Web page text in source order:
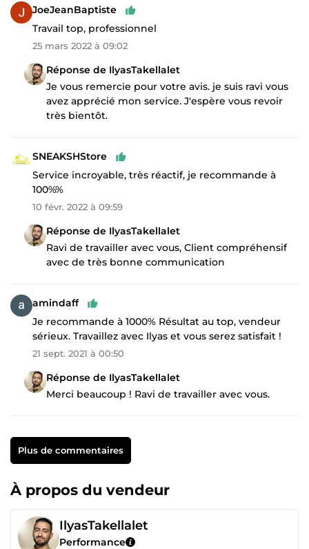
JoeJeanBaptiste
Travail top, professionnel
25 mars 2022 à 09:02
Réponse de IlyasTakellalet
Je vous remercie pour votre avis. je suis ravi vous
avez apprécié mon service. J'espère vous revoir
très bientôt.
SNEAKSHStore
Service incroyable, très réactif, je recommande à
100%%
10 févr. 2022 à 09:59
Réponse de IlyasTakellalet
Ravi de travailler avec vous, Client compréhensif
avec de très bonne communication
amindaff
Je recommande à 1000% Résultat au top, vendeur
sérieux. Travaillez avec Ilyas et vous serez satisfait !
21 sept. 2021 à 00:50
Réponse de IlyasTakellalet
Merci beaucoup ! Ravi de travailler avec vous.
Plus de commentaires
À propos du vendeur
IlyasTakellalet
Performance